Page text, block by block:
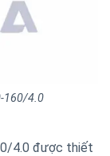
160/4.0
4.0 được thiết